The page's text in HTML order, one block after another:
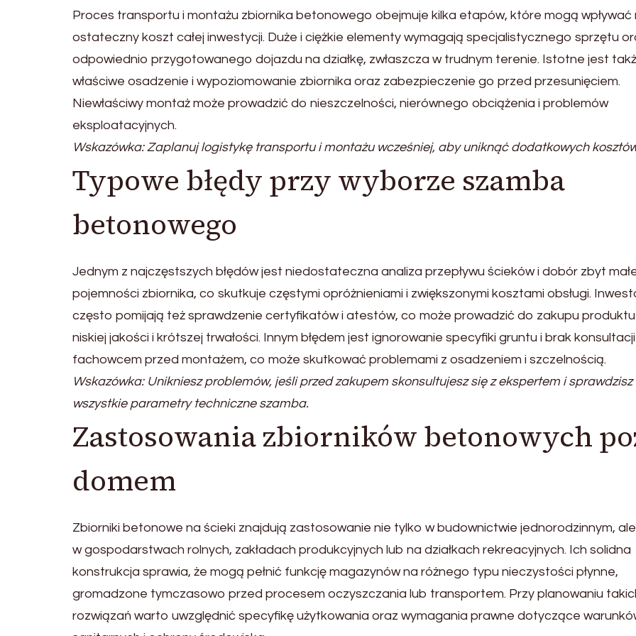
Proces transportu i montażu zbiornika betonowego obejmuje kilka etapów, które mogą wpływać
ostateczny koszt całej inwestycji. Duże i ciężkie elementy wymagają specjalistycznego sprzętu
odpowiednio przygotowanego dojazdu na działkę, zwłaszcza w trudnym terenie. Istotne jest
właściwe osadzenie i wypoziomowanie zbiornika oraz zabezpieczenie go przed przesunięciem.
Niewłaściwy montaż może prowadzić do nieszczelności, nierównego obciążenia i problemów
eksploatacyjnych.
Wskazówka: Zaplanuj logistykę transportu i montażu wcześniej, aby uniknąć dodatkowych
Typowe błędy przy wyborze szamba
betonowego
Jednym z najczęstszych błędów jest niedostateczna analiza przepływu ścieków i dobór zbyt
pojemności zbiornika, co skutkuje częstymi opróżnieniami i zwiększonymi kosztami obsługi.
często pomijają też sprawdzenie certyfikatów i atestów, co może prowadzić do zakupu
niskiej jakości i krótszej trwałości. Innym błędem jest ignorowanie specyfiki gruntu i brak
fachowcem przed montażem, co może skutkować problemami z osadzeniem i szczelnością.
Wskazówka: Unikniesz problemów, jeśli przed zakupem skonsultujesz się z ekspertem i sprawdzisz
wszystkie parametry techniczne szamba.
Zastosowania zbiorników betonowych
domem
Zbiorniki betonowe na ścieki znajdują zastosowanie nie tylko w budownictwie jednorodzinnym,
w gospodarstwach rolnych, zakładach produkcyjnych lub na działkach rekreacyjnych. Ich solidna
konstrukcja sprawia, że mogą pełnić funkcję magazynów na różnego typu nieczystości płynne,
gromadzone tymczasowo przed procesem oczyszczania lub transportem. Przy planowaniu
rozwiązań warto uwzględnić specyfikę użytkowania oraz wymagania prawne dotyczące